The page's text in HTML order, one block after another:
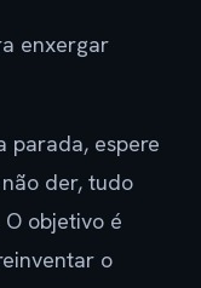
enxergar
parada, espere
der, tudo
objetivo é
o